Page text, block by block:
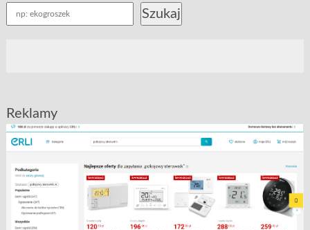
Szukaj
Reklamy